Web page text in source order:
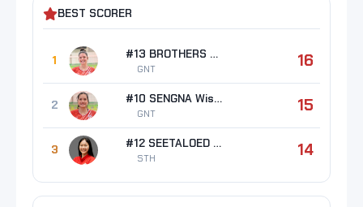
BEST SCORER
1 #13 BROTHERS Erin Taylor
GNT 16
2 #10 SENGNA Wisaruta
GNT 15
3 #12 SEETALOED Warisara
STH 14